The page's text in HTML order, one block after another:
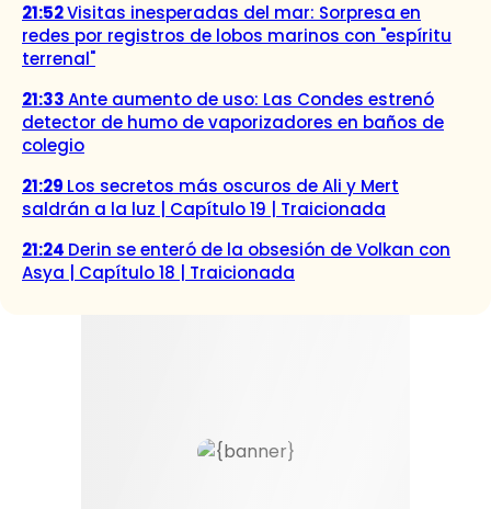
21:52Visitas inesperadas del mar: Sorpresa en
redes por registros de lobos marinos con "espíritu
terrenal"
21:33Ante aumento de uso: Las Condes estrenó
detector de humo de vaporizadores en baños de
colegio
21:29 Los secretos más oscuros de Ali y Mert
saldrán a la luz | Capítulo 19 | Traicionada
21:24 Derin se enteró de la obsesión de Volkan con
Asya | Capítulo 18 | Traicionada